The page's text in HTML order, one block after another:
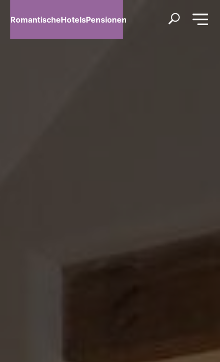
RomantischeHotelsPensionen